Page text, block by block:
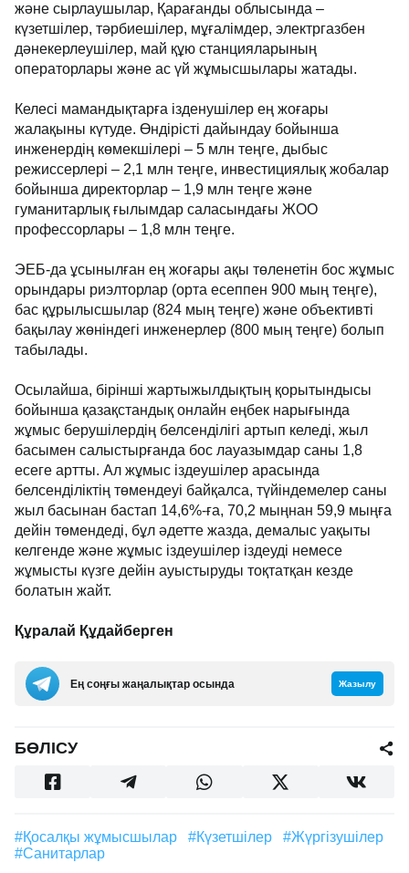
және сырлаушылар, Қарағанды облысында –
күзетшілер, тәрбиешілер, мұғалімдер, электргазбен
дәнекерлеушілер, май құю станцияларының
операторлары және ас үй жұмысшылары жатады.
Келесі мамандықтарға ізденушілер ең жоғары
жалақыны күтуде. Өндірісті дайындау бойынша
инженердің көмекшілері – 5 млн теңге, дыбыс
режиссерлері – 2,1 млн теңге, инвестициялық жобалар
бойынша директорлар – 1,9 млн теңге және
гуманитарлық ғылымдар саласындағы ЖОО
профессорлары – 1,8 млн теңге.
ЭЕБ-да ұсынылған ең жоғары ақы төленетін бос жұмыс
орындары риэлторлар (орта есеппен 900 мың теңге),
бас құрылысшылар (824 мың теңге) және объективті
бақылау жөніндегі инженерлер (800 мың теңге) болып
табылады.
Осылайша, бірінші жартыжылдықтың қорытындысы
бойынша қазақстандық онлайн еңбек нарығында
жұмыс берушілердің белсенділігі артып келеді, жыл
басымен салыстырғанда бос лауазымдар саны 1,8
есеге артты. Ал жұмыс іздеушілер арасында
белсенділіктің төмендеуі байқалса, түйіндемелер саны
жыл басынан бастап 14,6%-ға, 70,2 мыңнан 59,9 мыңға
дейін төмендеді, бұл әдетте жазда, демалыс уақыты
келгенде және жұмыс іздеушілер іздеуді немесе
жұмысты күзге дейін ауыстыруды тоқтатқан кезде
болатын жайт.
Құралай Құдайберген
Ең соңғы жаңалықтар осында Жазылу
БӨЛІСУ
#Қосалқы жұмысшылар #күзетшілер
#жүргізушілер
#санитарлар